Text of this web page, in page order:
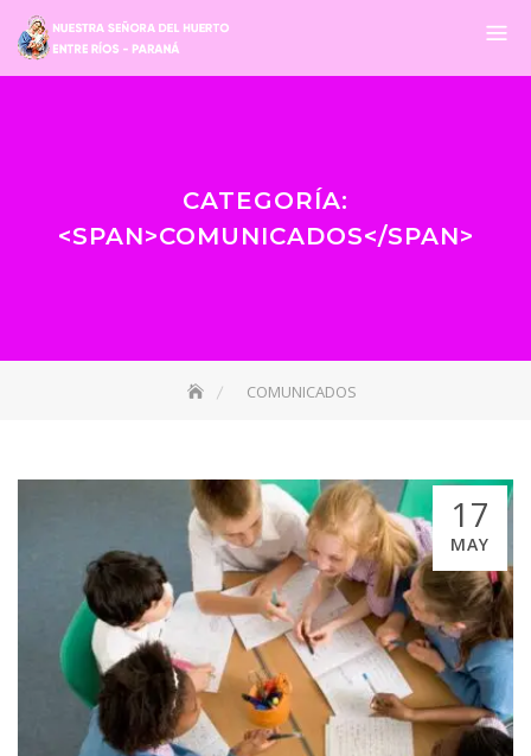
CATEGORÍA:
<SPAN>COMUNICADOS</SPAN>
COMUNICADOS
17
MAY